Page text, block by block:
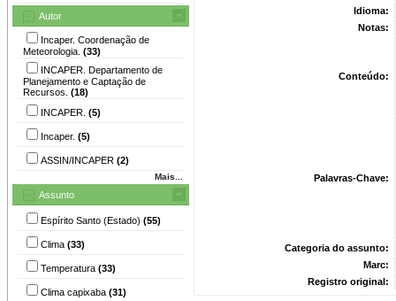
Autor
Incaper. Coordenação de
Meteorologia. (33)
INCAPER. Departamento de
Planejamento e Captação de
Recursos. (18)
INCAPER. (5)
Incaper. (5)
ASSIN/INCAPER (2)
Mais...
Assunto
Espírito Santo (Estado) (55)
Clima (33)
Temperatura (33)
Clima capixaba (31)
Idioma:
Notas:
Conteúdo:
Palavras-Chave:
Categoria do assunto:
Marc:
Registro original: